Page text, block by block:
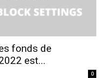
fonds de
est...
0